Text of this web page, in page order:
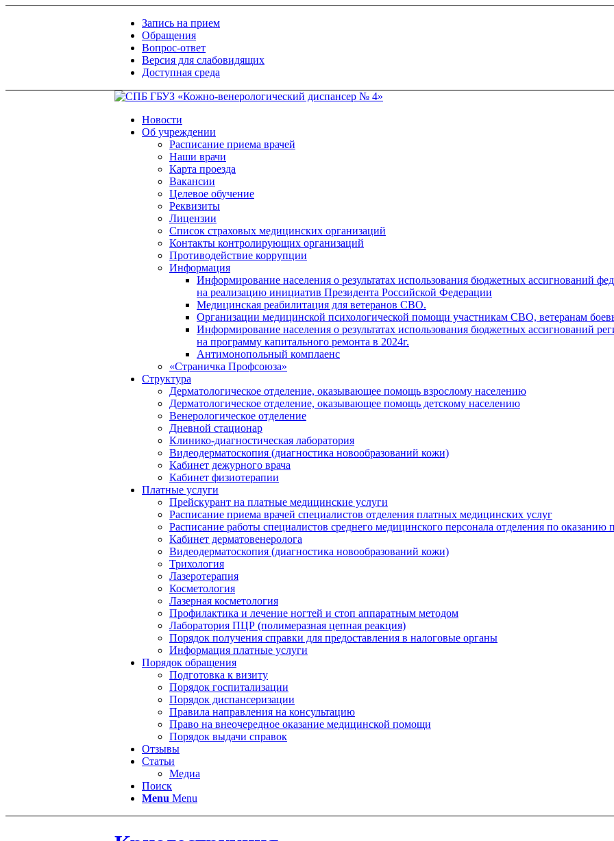
Запись на прием
Обращения
Вопрос-ответ
Версия для слабовидящих
Доступная среда
Новости
Об учреждении
Расписание приема врачей
Наши врачи
Карта проезда
Вакансии
Целевое обучение
Реквизиты
Лицензии
Список страховых медицинских организаций
Контакты контролирующих организаций
Противодействие коррупции
Информация
Информирование населения о результатах использования бюджетных ассигнований
на реализацию инициатив Президента Российской Федерации
Медицинская реабилитация для ветеранов СВО.
Организации медицинской психологической помощи участникам СВО, ветеранам
Информирование населения о результатах использования бюджетных ассигнований
на программу капитального ремонта в 2024г.
Антимонопольный комплаенс
«Страничка Профсоюза»
Структура
Дерматологическое отделение, оказывающее помощь взрослому населению
Дерматологическое отделение, оказывающее помощь детскому населению
Венерологическое отделение
Дневной стационар
Клинико-диагностическая лаборатория
Видеодерматоскопия (диагностика новообразований кожи)
Кабинет дежурного врача
Кабинет физиотерапии
Платные услуги
Прейскурант на платные медицинские услуги
Расписание приема врачей специалистов отделения платных медицинских услуг
Расписание работы специалистов среднего медицинского персонала отделения по
Кабинет дерматовенеролога
Видеодерматоскопия (диагностика новообразований кожи)
Трихология
Лазеротерапия
Косметология
Лазерная косметология
Профилактика и лечение ногтей и стоп аппаратным методом
Лаборатория ПЦР (полимеразная цепная реакция)
Порядок получения справки для предоставления в налоговые органы
Информация платные услуги
Порядок обращения
Подготовка к визиту
Порядок госпитализации
Порядок диспансеризации
Правила направления на консультацию
Право на внеочередное оказание медицинской помощи
Порядок выдачи справок
Отзывы
Статьи
Медиа
Поиск
Menu Menu